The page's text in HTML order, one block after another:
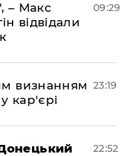
– Макс
відвідали
09:29
визнанням
кар'єрі
23:19
22:52